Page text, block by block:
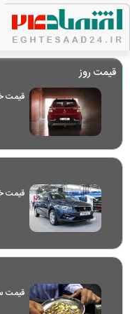
قیمت روز
قیمت
قیمت
قیمت